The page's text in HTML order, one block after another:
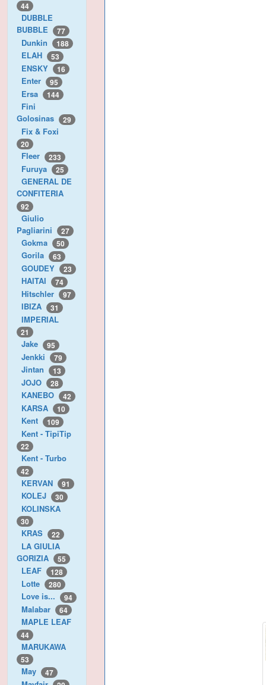
44
DUBBLE
BUBBLE
77
Dunkin 188
ELAH 53
ENSKY 16
Enter 95
Ersa 144
Fini
Golosinas
29
Fix & Foxi
20
Fleer 233
Furuya 25
GENERAL DE
CONFITERIA
92
Giulio
Pagliarini
27
Gokma 50
Gorila 63
GOUDEY 23
HAITAI 74
Hitschler 97
IBIZA 31
IMPERIAL
21
Jake 95
Jenkki 79
Jintan 13
JOJO 28
KANEBO 42
KARSA 10
Kent 109
Kent - TipiTip
22
Kent - Turbo
42
KERVAN 91
KOLEJ 30
KOLINSKA
30
KRAS 22
LA GIULIA
GORIZIA
55
LEAF 128
Lotte 280
Love is... 94
Malabar 64
MAPLE LEAF
44
MARUKAWA
53
May 47